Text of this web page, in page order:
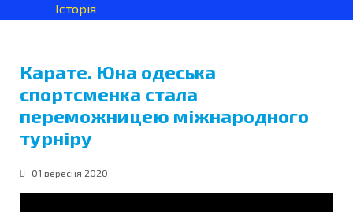
Історія
Карате. Юна одеська
спортсменка стала
переможницею міжнародного
турніру
01 вересня 2020